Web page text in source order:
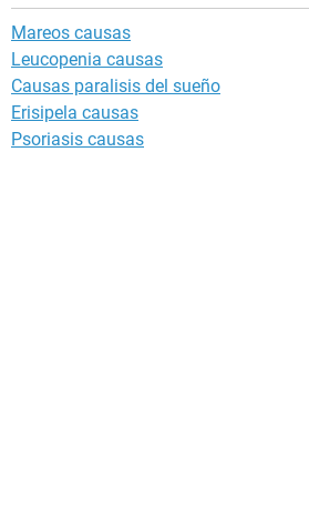
Mareos causas
Leucopenia causas
Causas paralisis del sueño
Erisipela causas
Psoriasis causas